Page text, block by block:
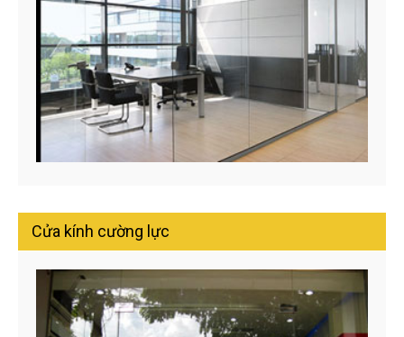
Cửa kính cường lực